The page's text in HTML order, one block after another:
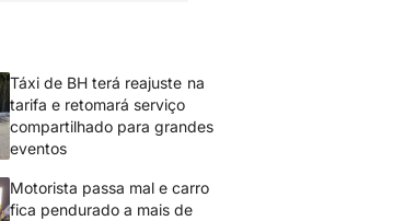
Táxi de BH terá reajuste na
tarifa e retomará serviço
compartilhado para grandes
eventos
Motorista passa mal e carro
fica pendurado a mais de